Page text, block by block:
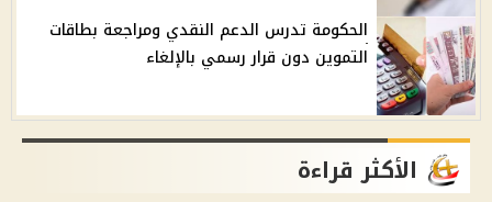
الحكومة تدرس الدعم النقدي ومراجعة بطاقات
التموين دون قرار رسمي بالإلغاء
الأكثر قراءة